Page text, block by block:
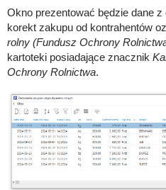
Okno prezentować będzie dane
korekt zakupu od kontrahentów
rolny (Fundusz Ochrony
kartoteki posiadające znacznik
Ochrony Rolnictwa.